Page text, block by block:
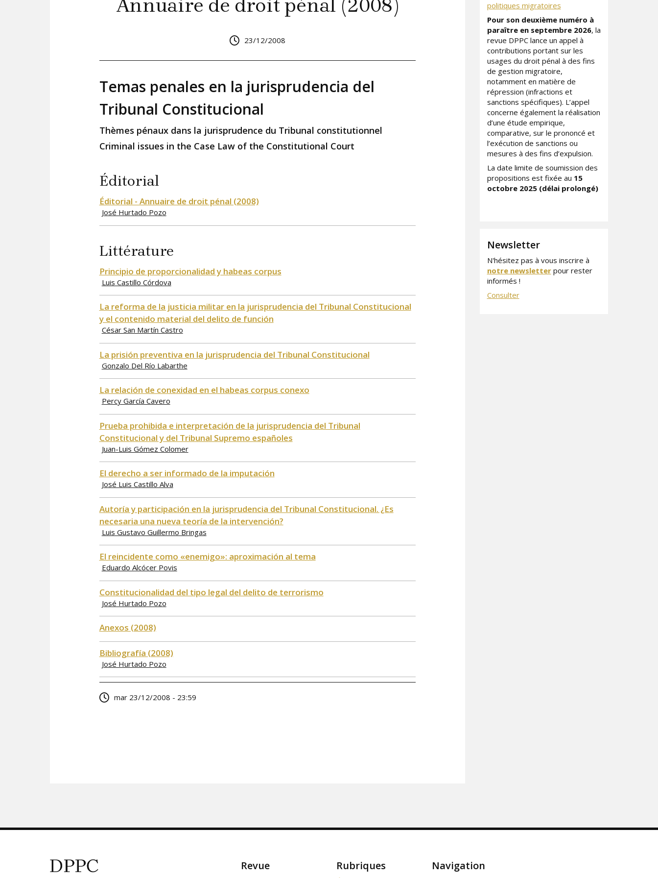
Annuaire de droit pénal (2008)
23/12/2008
Temas penales en la jurisprudencia del
Tribunal Constitucional
Thèmes pénaux dans la jurisprudence du Tribunal constitutionnel
Criminal issues in the Case Law of the Constitutional Court
Éditorial
Éditorial - Annuaire de droit pénal (2008)
José Hurtado Pozo
Littérature
Principio de proporcionalidad y habeas corpus
Luis Castillo Córdova
La reforma de la justicia militar en la jurisprudencia del Tribunal Constitucional
y el contenido material del delito de función
César San Martín Castro
La prisión preventiva en la jurisprudencia del Tribunal Constitucional
Gonzalo Del Río Labarthe
La relación de conexidad en el habeas corpus conexo
Percy García Cavero
Prueba prohibida e interpretación de la jurisprudencia del Tribunal
Constitucional y del Tribunal Supremo españoles
Juan-Luis Gómez Colomer
El derecho a ser informado de la imputación
José Luis Castillo Alva
Autoría y participación en la jurisprudencia del Tribunal Constitucional. ¿Es
necesaria una nueva teoría de la intervención?
Luis Gustavo Guillermo Bringas
El reincidente como «enemigo»: aproximación al tema
Eduardo Alcócer Povis
Constitucionalidad del tipo legal del delito de terrorismo
José Hurtado Pozo
Anexos (2008)
Bibliografía (2008)
José Hurtado Pozo
mar 23/12/2008 - 23:59
politiques migratoires
Pour son deuxième numéro à
paraître en septembre 2026, la
revue DPPC lance un appel à
contributions portant sur les
usages du droit pénal à des fins
de gestion migratoire,
notamment en matière de
répression (infractions et
sanctions spécifiques). L’appel
concerne également la réalisation
d’une étude empirique,
comparative, sur le prononcé et
l’exécution de sanctions ou
mesures à des fins d’expulsion.
La date limite de soumission des
propositions est fixée au 15
octobre 2025 (délai prolongé)
Newsletter
N'hésitez pas à vous inscrire à
notre newsletterpour rester
informés !
Consulter
Revue Rubriques Navigation